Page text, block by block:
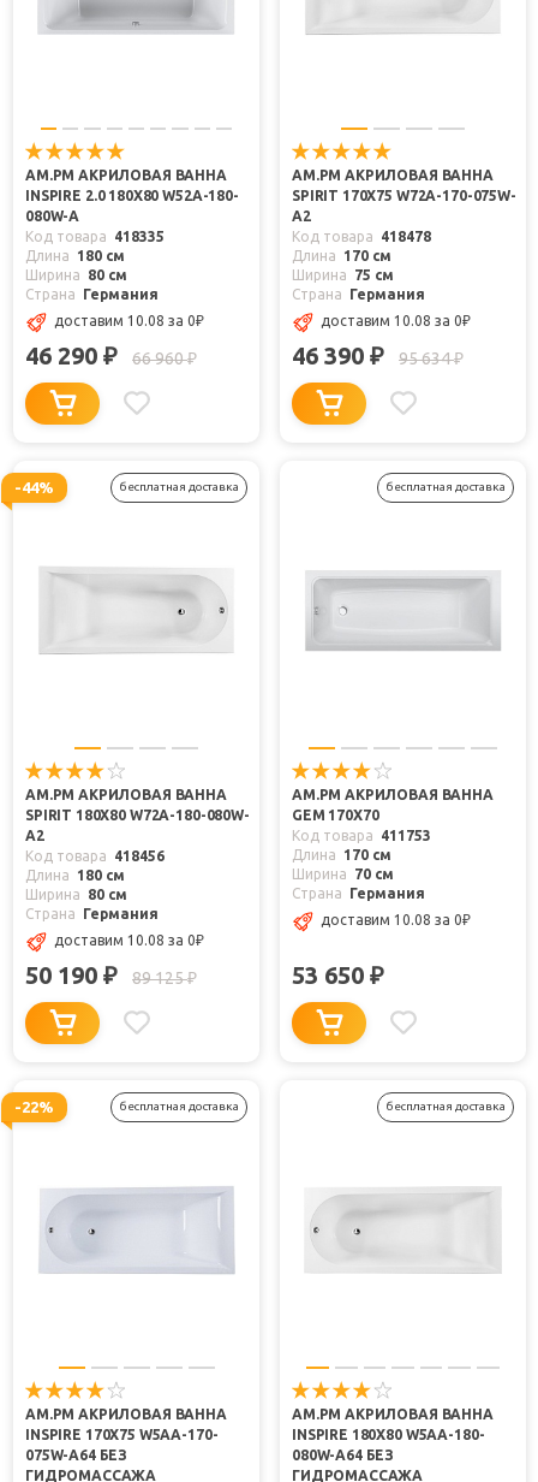
AM.PM АКРИЛОВАЯ ВАННА
INSPIRE 2.0 180Х80 W52A-180-
080W-A
Код товара
418335
Длина
180 см
Ширина
80 см
Страна
Германия
доставим 10.08 за 0₽
46 290 ₽ 66 960₽
AM.PM АКРИЛОВАЯ ВАННА
SPIRIT 170Х75 W72A-170-075W-
A2
Код товара
418478
Длина
170 см
Ширина
75 см
Страна
Германия
доставим 10.08 за 0₽
46 390 ₽ 95 634₽
-44% бесплатная доставка
AM.PM АКРИЛОВАЯ ВАННА
SPIRIT 180Х80 W72A-180-080W-
A2
Код товара
418456
Длина
180 см
Ширина
80 см
Страна
Германия
доставим 10.08 за 0₽
50 190 ₽ 89 125₽
бесплатная доставка
AM.PM АКРИЛОВАЯ ВАННА
GEM 170X70
Код товара
411753
Длина
170 см
Ширина
70 см
Страна
Германия
доставим 10.08 за 0₽
53 650 ₽
-22% бесплатная доставка
AM.PM АКРИЛОВАЯ ВАННА
INSPIRE 170Х75 W5AA-170-
075W-A64 БЕЗ
ГИДРОМАССАЖА
бесплатная доставка
AM.PM АКРИЛОВАЯ ВАННА
INSPIRE 180Х80 W5AA-180-
080W-A64 БЕЗ
ГИДРОМАССАЖА